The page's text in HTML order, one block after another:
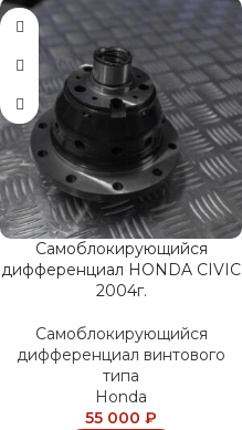
Самоблокирующийся
дифференциал HONDA CIVIC
2004г.
Самоблокирующийся
дифференциал винтового
типа
Honda
55 000 ₽